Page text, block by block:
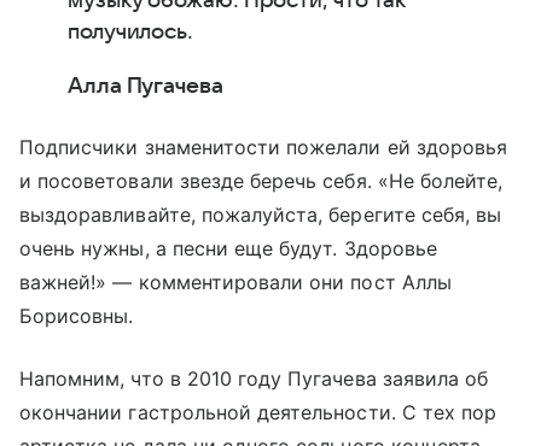
получилось.
Алла Пугачева
Подписчики знаменитости пожелали ей здоровья
и посоветовали звезде беречь себя. «Не болейте,
выздоравливайте, пожалуйста, берегите себя, вы
очень нужны, а песни еще будут. Здоровье
важней!» — комментировали они пост Аллы
Борисовны.
Напомним, что в 2010 году Пугачева заявила об
окончании гастрольной деятельности. С тех пор